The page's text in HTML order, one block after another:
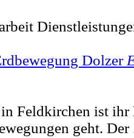
Dolzer
Feldkirchen ist ihr
geht.